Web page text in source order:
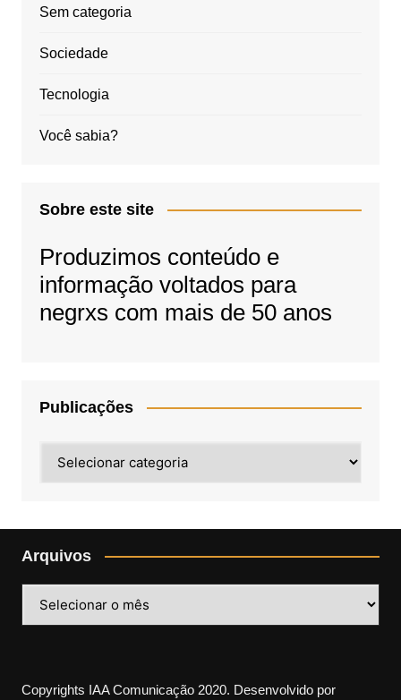
Sem categoria
Sociedade
Tecnologia
Você sabia?
Sobre este site
Produzimos conteúdo e
informação voltados para
negrxs com mais de 50 anos
Publicações
Arquivos
Copyrights IAA Comunicação 2020. Desenvolvido por